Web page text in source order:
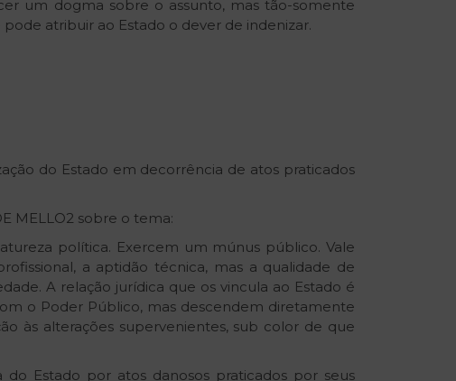
um dogma sobre o assunto, mas tão-somente
atribuir ao Estado o dever de indenizar.
do Estado em decorrência de atos praticados
MELLO2 sobre o tema:
política. Exercem um múnus público. Vale
a aptidão técnica, mas a qualidade de
A relação jurídica que os vincula ao Estado é
o Poder Público, mas descendem diretamente
às alterações supervenientes, sub color de que
Estado por atos danosos praticados por seus